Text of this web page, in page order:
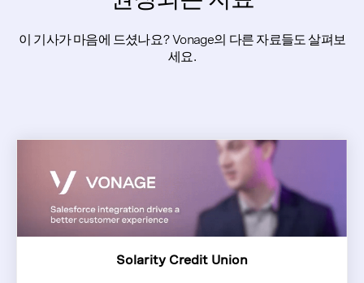
이 기사가 마음에 드셨나요? Vonage의 다른 자료들도 살펴보
세요.
Solarity Credit Union